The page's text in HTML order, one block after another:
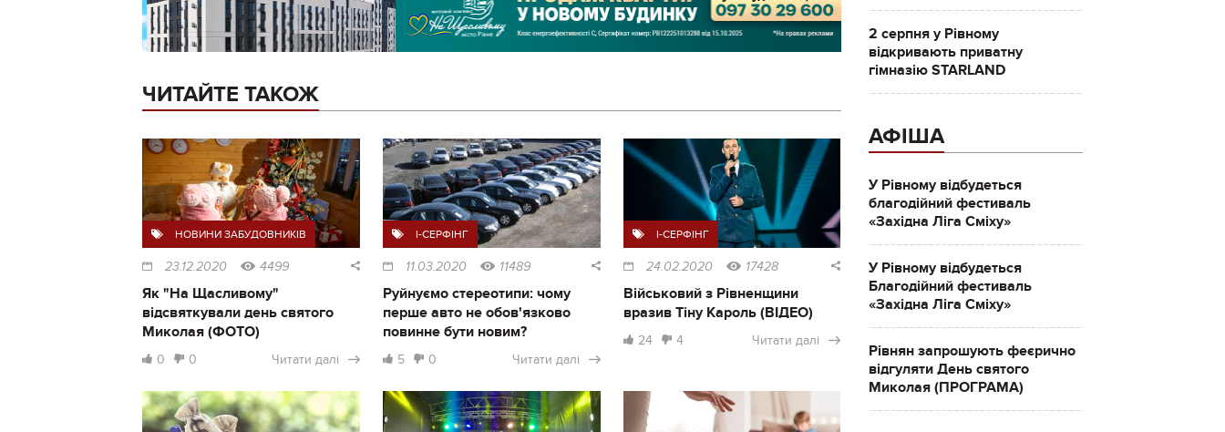
ЧИТАЙТЕ ТАКОЖ
НОВИНИ ЗАБУДОВНИКІВ
23.12.2020 4499
Як "На Щасливому"
відсвяткували день святого
Миколая (ФОТО)
0 0 Читати далі
I-СЕРФІНГ
11.03.2020 11489
Руйнуємо стереотипи: чому
перше авто не обов'язково
повинне бути новим?
5 0 Читати далі
I-СЕРФІНГ
24.02.2020 17428
Військовий з Рівненщини
вразив Тіну Кароль (ВІДЕО)
24 4 Читати далі
2 серпня у Рівному
відкривають приватну
гімназію STARLAND
АФІША
У Рівному відбудеться
благодійний фестиваль
«Західна Ліга Сміху»
У Рівному відбудеться
Благодійний фестиваль
«Західна Ліга Сміху»
Рівнян запрошують феєрично
відгуляти День святого
Миколая (ПРОГРАМА)